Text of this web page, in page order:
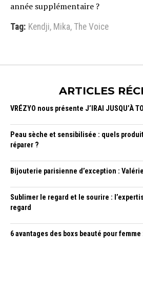
année supplémentaire ?
Tag: Kendji, Mika, The Voice
ARTICLES
VRÉZYO nous présente J’IRAI JUSQU’À TOI
Peau sèche et sensibilisée : quels
réparer ?
Bijouterie parisienne d’exception :
Sublimer le regard et le sourire :
regard
6 avantages des boxs beauté pour